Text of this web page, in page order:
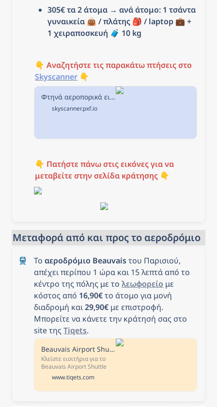
305€ τα 2 άτομα → ανά άτομο: 1 τσάντα
γυναικεία 👜 / πλάτης 🎒 / laptop 💼 +
1 χειραποσκευή 🧳 10 kg
👇 Αναζητήστε τις παρακάτω πτήσεις στο
Skyscanner 👇
Φτηνά αεροπορικά εισιτήρια από Θεσσαλονίκη προς Παρίσι στην Skyscanner
skyscanner.pxf.io
👇 Πατήστε πάνω στις εικόνες για να
μεταβείτε στην σελίδα κράτησης 👇
Μεταφορά από και προς το αεροδρόμιο
Το αεροδρόμιο Beauvais του Παρισιού,
απέχει περίπου 1 ώρα και 15 λεπτά από το
κέντρο της πόλης με το λεωφορείο με
κόστος από 16,90€ το άτομο για μονή
διαδρομή και 29,90€ με επιστροφή.
Μπορείτε να κάνετε την κράτησή σας στο
site της Tiqets.
Beauvais Airport Shuttle
Κλείστε εισιτήρια για το
Beauvais Airport Shuttle
online και απολαύστε
εύκολη μεταφορά μεταξύ
του αεροδρομίου Beauvais
www.tiqets.com